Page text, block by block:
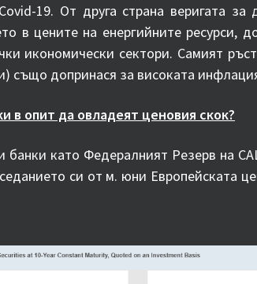
19. От друга страна веригата
в цените на енергийните ресурси,
икономически сектори. Самият
също допринася за високата
в опит да овладеят ценовия скок?
като Федералният Резерв на
си от м. юни Европейската